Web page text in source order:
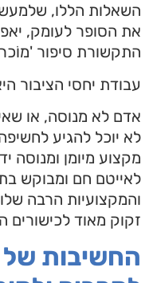
השאלות הללו,
את הסופר לעומק,
התקשורת סיפור
עבודת יחסי הציבור
אדם לא מנוסה, או
לא יוכל להגיע
מקצוע מיומן ומנוסה
לאייטם חם ומבוקש
והמקצועיות הרבה
זקוק מאוד לכישורים
החשיבות של